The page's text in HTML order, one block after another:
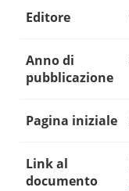
Editore
Anno di
pubblicazione
Pagina iniziale
Link al
documento